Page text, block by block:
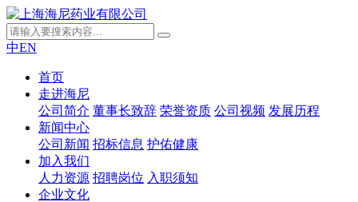
中EN
首页
走进海尼
公司简介 董事长致辞 荣誉资质 公司视频 发展历程
新闻中心
公司新闻 招标信息 护佑健康
加入我们
人力资源 招聘岗位 入职须知
企业文化